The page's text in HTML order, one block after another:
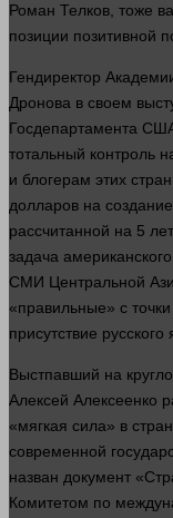
Роман Телков, тоже
позиции позитивной
Гендиректор
Дронова в своем
Госдепартамента
тотальный контроль
и блогерам этих
долларов на
рассчитанной на 5 лет
задача
СМИ Центральной
«правильные» с
присутствие
Выстпавший на
Алексей Алексеенко
«мягкая сила» в
современной
назван документ
Комитетом по